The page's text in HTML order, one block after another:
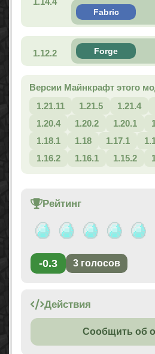
Fabric
1.12.2 Forge
Версии Майнкрафт этого
1.21.11
1.21.5 1.21.4
1.20.4
1.20.2 1.20.1
1.18.1
1.18 1.17.1
1.16.2
1.16.1 1.15.2
Рейтинг
-0.3 3 голосов
Действия
Сообщить об